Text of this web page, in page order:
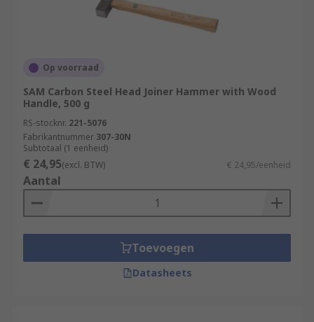
Op voorraad
SAM Carbon Steel Head Joiner Hammer with Wood
Handle, 500 g
RS-stocknr. 221-5076
Fabrikantnummer 307-30N
Subtotaal (1 eenheid)
€ 24,95(excl. BTW) € 24,95/eenheid
Aantal
Toevoegen
Datasheets